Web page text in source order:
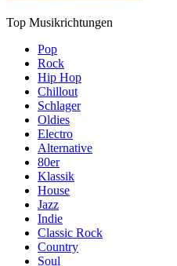
Top Musikrichtungen
Pop
Rock
Hip Hop
Chillout
Schlager
Oldies
Electro
Alternative
80er
Klassik
House
Jazz
Indie
Classic Rock
Country
Soul